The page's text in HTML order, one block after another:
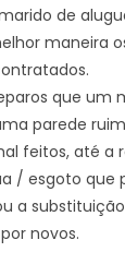
de
maneira
que um
parede
feitos, até a
/ esgoto que
a
por novos.